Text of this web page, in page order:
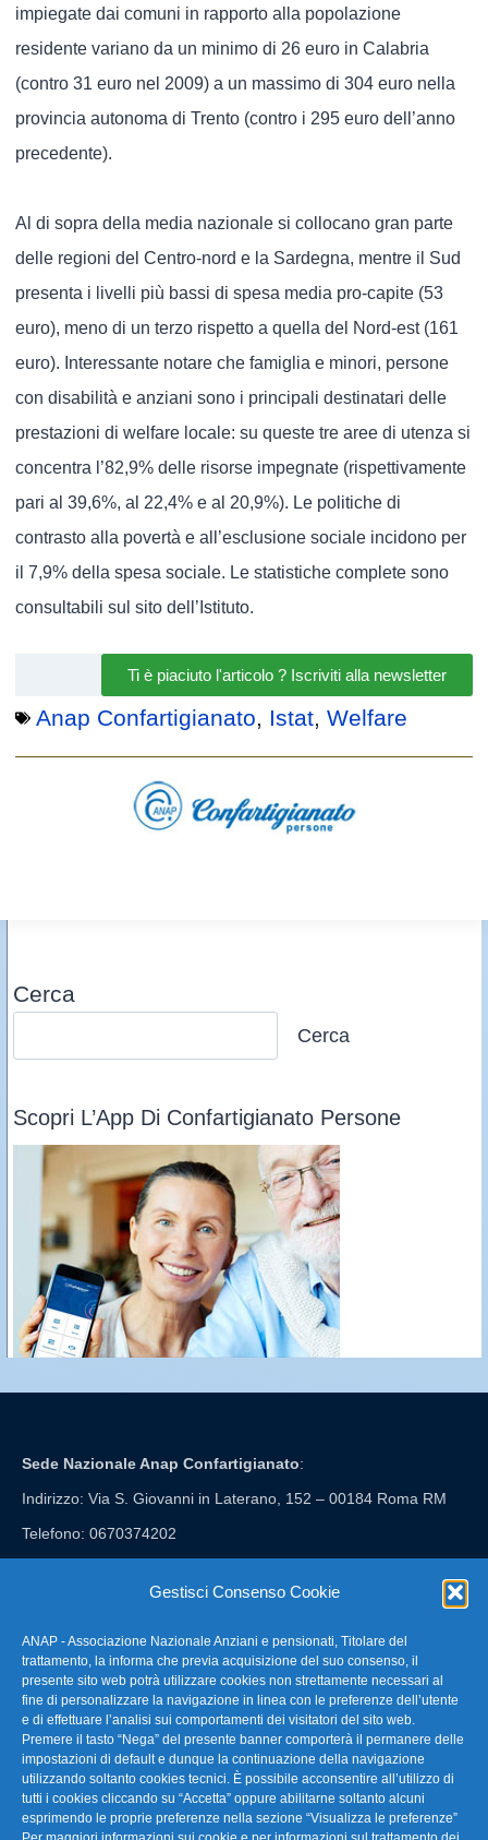
Gestisci Consenso Cookie
ANAP - Associazione Nazionale Anziani e pensionati, Titolare del
trattamento, la informa che previa acquisizione del suo consenso, il
presente sito web potrà utilizzare cookies non strettamente necessari al
fine di personalizzare la navigazione in linea con le preferenze dell’utente
e di effettuare l’analisi sui comportamenti dei visitatori del sito web.
Premere il tasto “Nega” del presente banner comporterà il permanere delle
impostazioni di default e dunque la continuazione della navigazione
utilizzando soltanto cookies tecnici. È possibile acconsentire all’utilizzo di
tutti i cookies cliccando su “Accetta” oppure abilitarne soltanto alcuni
esprimendo le proprie preferenze nella sezione “Visualizza le preferenze”
impiegate dai comuni in rapporto alla popolazione
residente variano da un minimo di 26 euro in Calabria
(contro 31 euro nel 2009) a un massimo di 304 euro nella
provincia autonoma di Trento (contro i 295 euro dell’anno
precedente).
Al di sopra della media nazionale si collocano gran parte
delle regioni del Centro-nord e la Sardegna, mentre il Sud
presenta i livelli più bassi di spesa media pro-capite (53
euro), meno di un terzo rispetto a quella del Nord-est (161
euro). Interessante notare che famiglia e minori, persone
con disabilità e anziani sono i principali destinatari delle
prestazioni di welfare locale: su queste tre aree di utenza si
concentra l’82,9% delle risorse impegnate (rispettivamente
pari al 39,6%, al 22,4% e al 20,9%). Le politiche di
contrasto alla povertà e all’esclusione sociale incidono per
il 7,9% della spesa sociale. Le statistiche complete sono
consultabili sul sito dell’Istituto.
Ti è piaciuto l'articolo ? Iscriviti alla newsletter
Anap Confartigianato, Istat,Welfare
Cerca
Cerca
Scopri L’App Di Confartigianato Persone
Sede Nazionale Anap Confartigianato:
Indirizzo: Via S. Giovanni in Laterano, 152 – 00184 Roma RM
Telefono: 0670374202
FAQ – Domande Frequenti
La nostra Newsletter
Link Utili
TG Confartigianato